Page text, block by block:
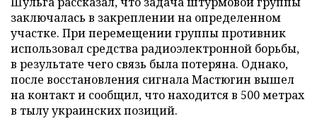
заключалась в закреплении на определенном
участке. При перемещении группы противник
использовал средства радиоэлектронной борьбы,
в результате чего связь была потеряна. Однако,
после восстановления сигнала Мастюгин вышел
на контакт и сообщил, что находится в 500 метрах
в тылу украинских позиций.